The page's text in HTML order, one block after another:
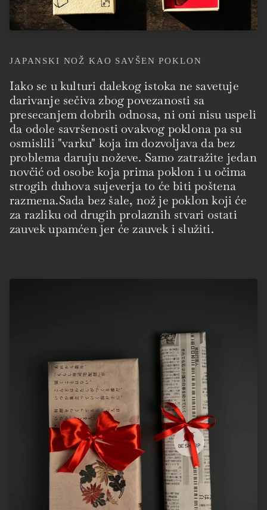
JAPANSKI NOŽ KAO SAVŠEN POKLON
Iako se u kulturi dalekog istoka ne savetuje
darivanje sečiva zbog povezanosti sa
presecanjem dobrih odnosa, ni oni nisu uspeli
da odole savršenosti ovakvog poklona pa su
osmislili "varku" koja im dozvoljava da bez
problema daruju noževe. Samo zatražite jedan
novčić od osobe koja prima poklon i u očima
strogih duhova sujeverja to će biti poštena
razmena.Sada bez šale, nož je poklon koji će
za razliku od drugih prolaznih stvari ostati
zauvek upamćen jer će zauvek i služiti.